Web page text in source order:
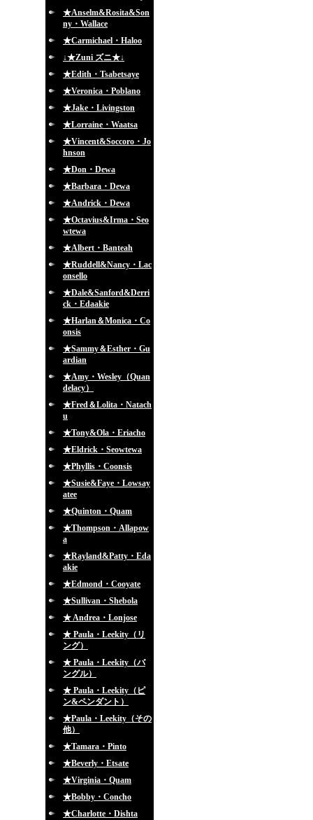
★Anselm&Rosita&Son
ny・Wallace
★Carmichael・Haloo
↓★Zuni ズニ★↓
★Edith・Tsabetsaye
★Veronica・Poblano
★Jake・Livingston
★Lorraine・Waatsa
★Vincent&Soccoro・Jo
hnson
★Don・Dewa
★Barbara・Dewa
★Andrick・Dewa
★Octavius&Irma・Seo
wtewa
★Albert・Banteah
★Ruddell&Nancy・Lac
onsello
★Dale&Sanford&Derri
ck・Edaakie
★Harlan＆Monica・Co
onsis
★Sammy＆Esther・Gu
ardian
★Amy・Wesley（Quan
delacy）
★Fred＆Lolita・Natach
u
★Tony&Ola・Eriacho
★Eldrick・Seowtewa
★Phyllis・Coonsis
★Susie&Faye・Lowsay
atee
★Quinton・Quam
★Thompson・Allapow
a
★Rayland&Patty・Eda
akie
★Edmond・Cooyate
★Sullivan・Shebola
★ Andrea・Lonjose
★ Paula・Leekity（リ
ング）
★ Paula・Leekity（バ
ングル）
★ Paula・Leekity（ピ
ン&ペンダント）
★Paula・Leekity（その
他）
★Tamara・Pinto
★Beverly・Etsate
★Virginia・Quam
★Bobby・Concho
★Charlotte・Dishta